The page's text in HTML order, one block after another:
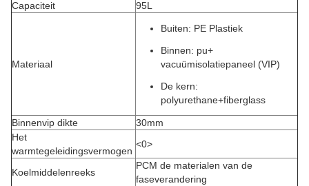
Capaciteit 95L
Materiaal
Buiten: PE Plastiek
Binnen: pu+
vacuümisolatiepaneel (VIP)
De kern:
polyurethane+fiberglass
Binnenvip dikte
30mm
Het
warmtegeleidingsvermogen
<0>
Koelmiddelenreeks
PCM de materialen van de
faseverandering